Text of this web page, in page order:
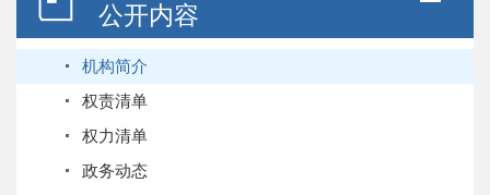
公开内容
机构简介
权责清单
权力清单
政务动态